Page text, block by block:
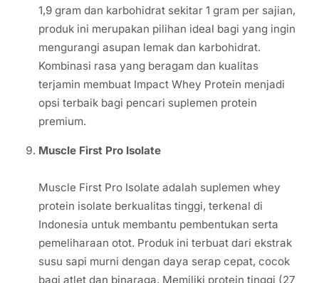
1,9 gram dan karbohidrat sekitar 1 gram per sajian,
produk ini merupakan pilihan ideal bagi yang ingin
mengurangi asupan lemak dan karbohidrat.
Kombinasi rasa yang beragam dan kualitas
terjamin membuat Impact Whey Protein menjadi
opsi terbaik bagi pencari suplemen protein
premium.
Muscle First Pro Isolate
Muscle First Pro Isolate adalah suplemen whey
protein isolate berkualitas tinggi, terkenal di
Indonesia untuk membantu pembentukan serta
pemeliharaan otot. Produk ini terbuat dari ekstrak
susu sapi murni dengan daya serap cepat, cocok
bagi atlet dan binaraga. Memiliki protein tinggi (27